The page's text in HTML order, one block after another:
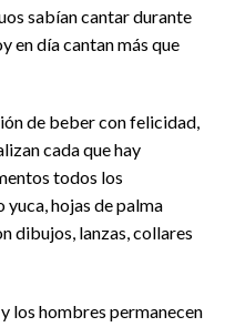
sabían cantar durante
en día cantan más que
de beber con felicidad,
cada que hay
todos los
hojas de palma
dibujos, lanzas, collares
los hombres permanecen